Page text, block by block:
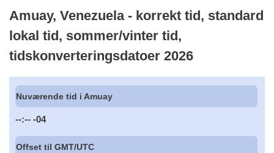
Amuay, Venezuela - korrekt tid, standard
lokal tid, sommer/vinter tid,
tidskonverteringsdatoer 2026
Nuværende tid i Amuay
--:-- -04
Offset til GMT/UTC